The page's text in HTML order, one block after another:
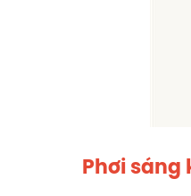
Phơi sáng